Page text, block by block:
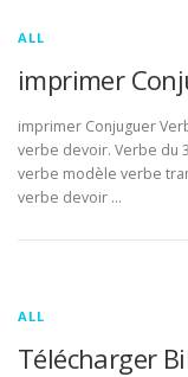
ALL
imprimer
imprimer Conjuguer
verbe devoir. Verbe du
verbe modèle verbe
verbe devoir …
ALL
Télécharger